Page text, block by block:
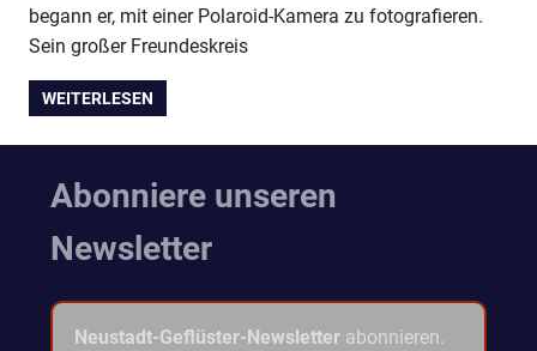
begann er, mit einer Polaroid-Kamera zu fotografieren.
Sein großer Freundeskreis
WEITERLESEN
Abonniere unseren
Newsletter
Neustadt-Geflüster-Newsletter abonnieren.